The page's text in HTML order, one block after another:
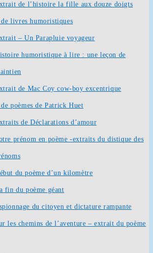
de l’histoire la fille aux douze doigts
livres humoristiques
– Un Parapluie voyageur
humoristique à lire : une leçon de
de Mac Coy cow-boy excentrique
poèmes de Patrick Huet
de Déclarations d’amour
prénom en poème -extraits du distique des
du poème d’un kilomètre
fin du poème géant
du citoyen et dictature rampante
les chemins de l’aventure – extrait du poème